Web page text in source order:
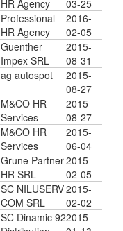
HR Agency
03-25
Professional
HR Agency
2016-
02-05
Guenther
Impex SRL
2015-
08-31
ag autospot
2015-
08-27
M&CO HR
Services
2015-
08-27
M&CO HR
Services
2015-
06-04
Grune Partner
HR SRL
2015-
02-05
SC NILUSERV
COM SRL
2015-
02-02
SC Dinamic 922015-